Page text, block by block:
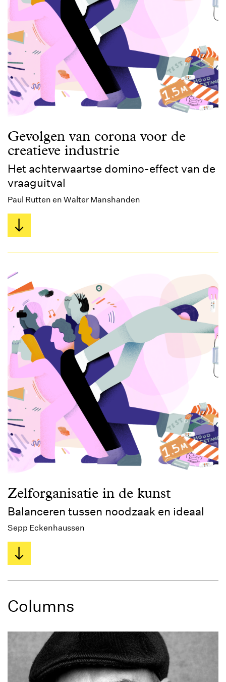
Gevolgen van corona voor de
creatieve industrie
Het achterwaartse domino-effect van de
vraaguitval
Paul Rutten en Walter Manshanden
Zelforganisatie in de kunst
Balanceren tussen noodzaak en ideaal
Sepp Eckenhaussen
Columns